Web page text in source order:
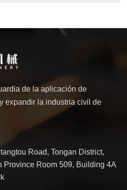
de la aplicación de
expandir la industria civil de
Road, Tongan District,
Province Room 509, Building 4A